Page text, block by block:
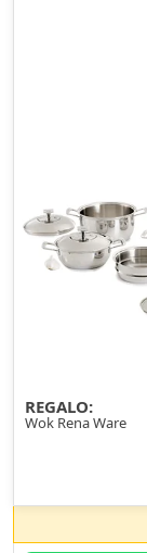
REGALO:
Wok Rena Ware